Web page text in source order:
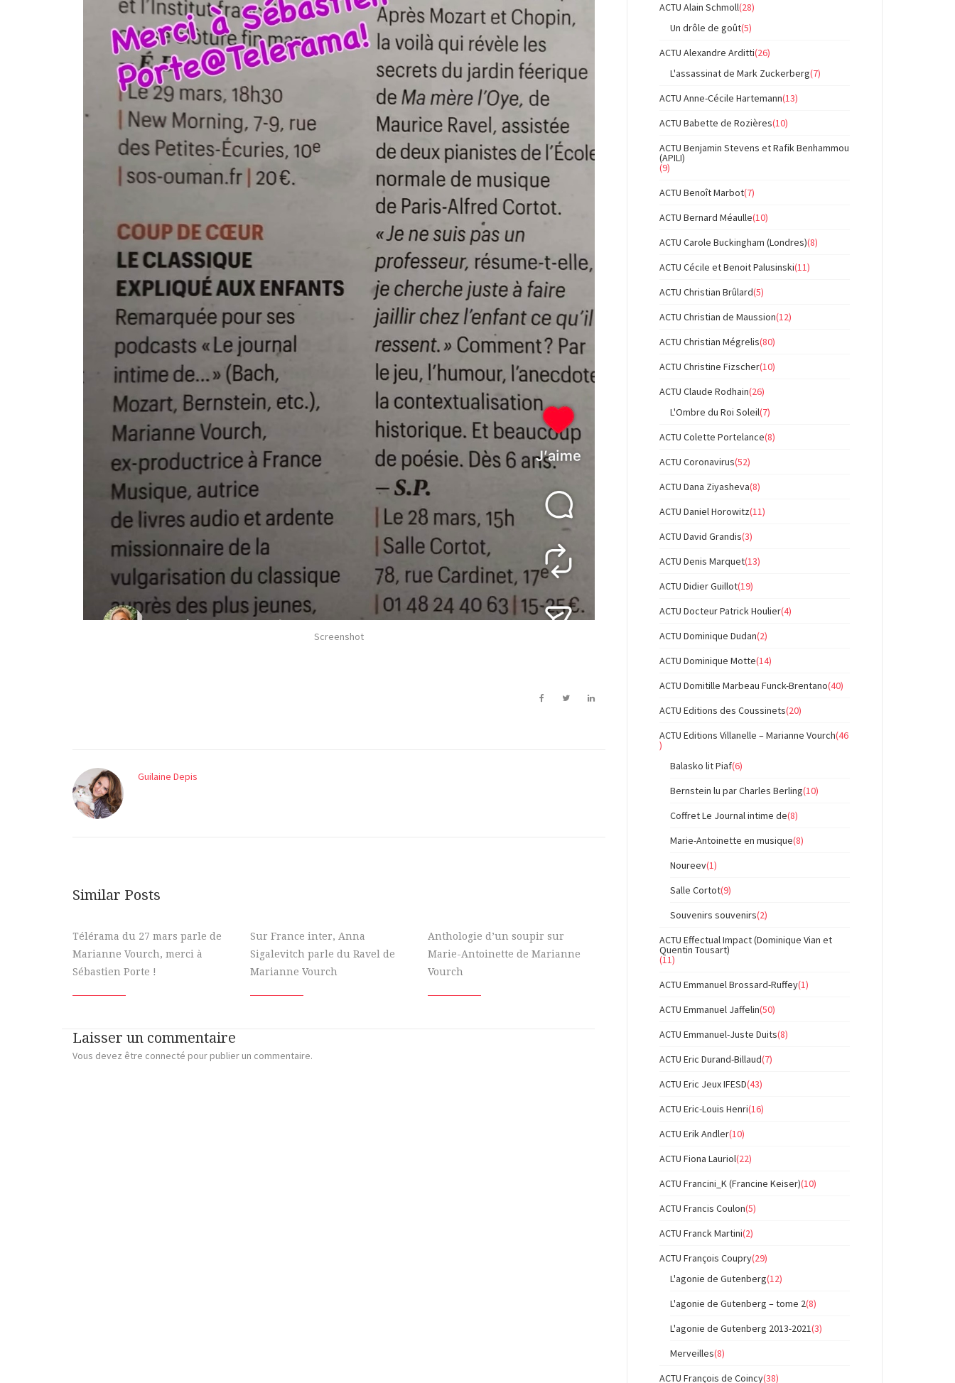
Screenshot
Guilaine Depis
Similar Posts
Télérama du 27 mars parle de
Marianne Vourch, merci à
Sébastien Porte !
Sur France inter, Anna
Sigalevitch parle du Ravel de
Marianne Vourch
Anthologie d’un soupir sur
Marie-Antoinette de Marianne
Vourch
Laisser un commentaire
Vous devez être connecté pour publier un commentaire.
ACTU Alain Schmoll(28)
Un drôle de goût(5)
ACTU Alexandre Arditti(26)
L'assassinat de Mark Zuckerberg(7)
ACTU Anne-Cécile Hartemann(13)
ACTU Babette de Rozières(10)
ACTU Benjamin Stevens et Rafik Benhammou
(APILI)
(9)
ACTU Benoît Marbot(7)
ACTU Bernard Méaulle(10)
ACTU Carole Buckingham (Londres)(8)
ACTU Cécile et Benoit Palusinski(11)
ACTU Christian Brûlard(5)
ACTU Christian de Maussion(12)
ACTU Christian Mégrelis(80)
ACTU Christine Fizscher(10)
ACTU Claude Rodhain(26)
L'Ombre du Roi Soleil(7)
ACTU Colette Portelance(8)
ACTU Coronavirus(52)
ACTU Dana Ziyasheva(8)
ACTU Daniel Horowitz(11)
ACTU David Grandis(3)
ACTU Denis Marquet(13)
ACTU Didier Guillot(19)
ACTU Docteur Patrick Houlier(4)
ACTU Dominique Dudan(2)
ACTU Dominique Motte(14)
ACTU Domitille Marbeau Funck-Brentano(40)
ACTU Editions des Coussinets(20)
ACTU Editions Villanelle – Marianne Vourch(46
)
Balasko lit Piaf(6)
Bernstein lu par Charles Berling(10)
Coffret Le Journal intime de(8)
Marie-Antoinette en musique(8)
Noureev(1)
Salle Cortot(9)
Souvenirs souvenirs(2)
ACTU Effectual Impact (Dominique Vian et
Quentin Tousart)
(11)
ACTU Emmanuel Brossard-Ruffey(1)
ACTU Emmanuel Jaffelin(50)
ACTU Emmanuel-Juste Duits(8)
ACTU Eric Durand-Billaud(7)
ACTU Eric Jeux IFESD(43)
ACTU Eric-Louis Henri(16)
ACTU Erik Andler(10)
ACTU Fiona Lauriol(22)
ACTU Francini_K (Francine Keiser)(10)
ACTU Francis Coulon(5)
ACTU Franck Martini(2)
ACTU François Coupry(29)
L'agonie de Gutenberg(12)
L'agonie de Gutenberg – tome 2(8)
L'agonie de Gutenberg 2013-2021(3)
Merveilles(8)
ACTU François de Coincy(38)